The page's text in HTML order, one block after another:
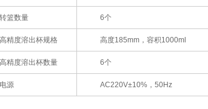
转篮数量 6个
高精度溶出杯规格 高度185mm，容积1000ml
高精度溶出杯数量 6个
电源 AC220V±10%，50Hz